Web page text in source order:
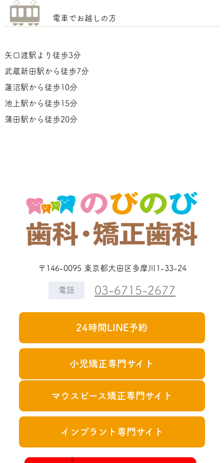
電車でお越しの方
矢口渡駅より徒歩3分
武蔵新田駅から徒歩7分
蓮沼駅から徒歩10分
池上駅から徒歩15分
蒲田駅から徒歩20分
〒146-0095 東京都大田区多摩川1-33-24
電話 03-6715-2677
24時間LINE予約
小児矯正専門サイト
マウスピース矯正専門サイト
インプラント専門サイト